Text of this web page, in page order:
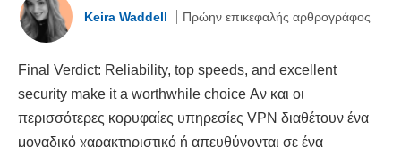
Keira Waddell Πρώην επικεφαλής αρθρογράφος
Final Verdict: Reliability, top speeds, and excellent
security make it a worthwhile choice Αν και οι
περισσότερες κορυφαίες υπηρεσίες VPN διαθέτουν ένα
μοναδικό χαρακτηριστικό ή απευθύνονται σε ένα